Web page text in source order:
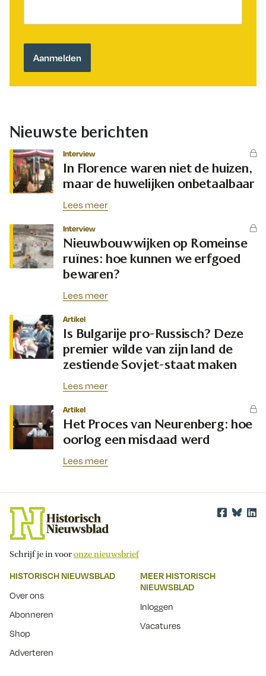
Nieuwste berichten
Interview
In Florence waren niet de huizen,
maar de huwelijken onbetaalbaar
Lees meer
Interview
Nieuwbouwwijken op Romeinse
ruïnes: hoe kunnen we erfgoed
bewaren?
Lees meer
Artikel
Is Bulgarije pro-Russisch? Deze
premier wilde van zijn land de
zestiende Sovjet-staat maken
Lees meer
Artikel
Het Proces van Neurenberg: hoe
oorlog een misdaad werd
Lees meer
Schrijf je in vooronze nieuwsbrief
HISTORISCH NIEUWSBLAD
Over ons
Abonneren
Shop
Adverteren
MEER HISTORISCH
NIEUWSBLAD
Inloggen
Vacatures